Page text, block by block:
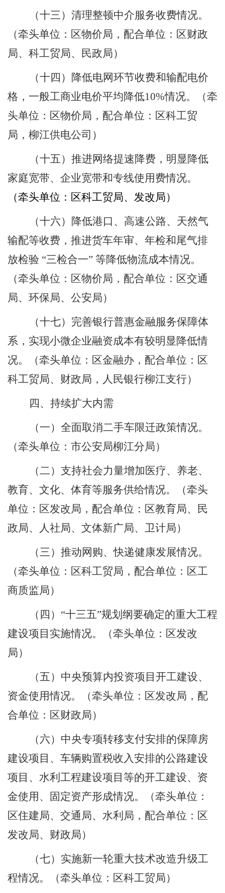
（十三）清理整顿中介服务收费情况。
（牵头单位：区物价局，配合单位：区财政
局、科工贸局、民政局）
（十四）降低电网环节收费和输配电价
格，一般工商业电价平均降低10%情况。
（牵
头单位：区物价局，配合单位：区科工贸
局，柳江供电公司）
（十五）推进网络提速降费，明显降低
家庭宽带、企业宽带和专线使用费情况。
（牵头单位：区科工贸局、发改局）
（十六）降低港口、高速公路、天然气
输配等收费，推进货车年审、年检和尾气排
放检验 “三检合一” 等降低物流成本情况。
（牵头单位：区物价局，配合单位：区交通
局、环保局、公安局）
（十七）完善银行普惠金融服务保障体
系，实现小微企业融资成本有较明显降低情
况。
（牵头单位：区金融办，配合单位：区
科工贸局、财政局，人民银行柳江支行）
四、持续扩大内需
（一）全面取消二手车限迁政策情况。
（牵头单位：市公安局柳江分局）
（二）支持社会力量增加医疗、养老、
教育、文化、体育等服务供给情况。
（牵头
单位：区发改局，配合单位：区教育局、民
政局、人社局、文体新广局、卫计局）
（三）推动网购、快递健康发展情况。
（牵头单位：区科工贸局，配合单位：区工
商质监局）
（四）“十三五”规划纲要确定的重大工程
建设项目实施情况。
（牵头单位：区发改
局）
（五）中央预算内投资项目开工建设、
资金使用情况。
（牵头单位：区发改局，配
合单位：区财政局）
（六）中央专项转移支付安排的保障房
建设项目、车辆购置税收入安排的公路建设
项目、水利工程建设项目等的开工建设、资
金使用、固定资产形成情况。
（牵头单位：
区住建局、交通局、水利局，配合单位：区
发改局、财政局）
（七）实施新一轮重大技术改造升级工
程情况。
（牵头单位：区科工贸局）